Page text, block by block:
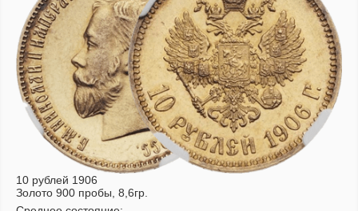
10 рублей 1906
Золото 900 пробы, 8,6гр.